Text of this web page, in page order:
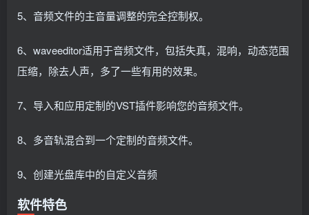
5、音频文件的主音量调整的完全控制权。
6、waveeditor适用于音频文件，包括失真，混响，动态范围
压缩，除去人声，多了一些有用的效果。
7、导入和应用定制的VST插件影响您的音频文件。
8、多音轨混合到一个定制的音频文件。
9、创建光盘库中的自定义音频
软件特色